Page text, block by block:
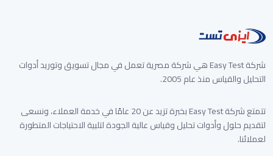
شركة Easy Test هي شركة مصرية تعمل في مجال تسويق وتوريد أدوات
التحليل والقياس منذ عام 2005.
تتمتع شركة Easy Test بخبرة تزيد عن 20 عامًا في خدمة العملاء، ونسعى
لتقديم حلول وأدوات تحليل وقياس عالية الجودة لتلبية الاحتياجات المتطورة
لعملائنا.